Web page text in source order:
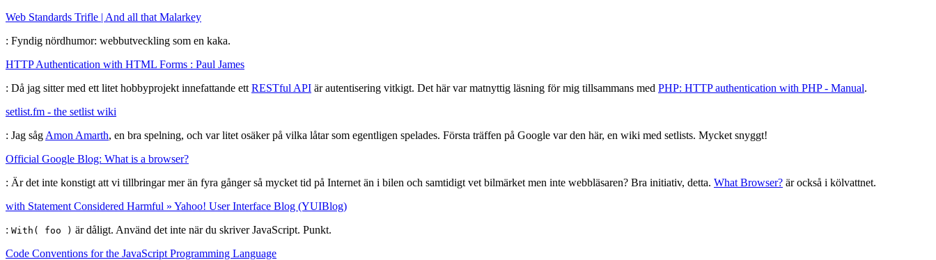
Web Standards Trifle | And all that Malarkey
: Fyndig nördhumor: webbutveckling som en kaka.
HTTP Authentication with HTML Forms : Paul James
: Då jag sitter med ett litet hobbyprojekt innefattande ett RESTful API är autentisering vitkigt. Det här var matnyttig läsning för mig tillsammans med PHP: HTTP authentication with PHP - Manual.
setlist.fm - the setlist wiki
: Jag såg Amon Amarth, en bra spelning, och var litet osäker på vilka låtar som egentligen spelades. Första träffen på Google var den här, en wiki med setlists. Mycket snyggt!
Official Google Blog: What is a browser?
: Är det inte konstigt att vi tillbringar mer än fyra gånger så mycket tid på Internet än i bilen och samtidigt vet bilmärket men inte webbläsaren? Bra initiativ, detta. What Browser? är också i kölvattnet.
with Statement Considered Harmful » Yahoo! User Interface Blog (YUIBlog)
: With( foo ) är dåligt. Använd det inte när du skriver JavaScript. Punkt.
Code Conventions for the JavaScript Programming Language